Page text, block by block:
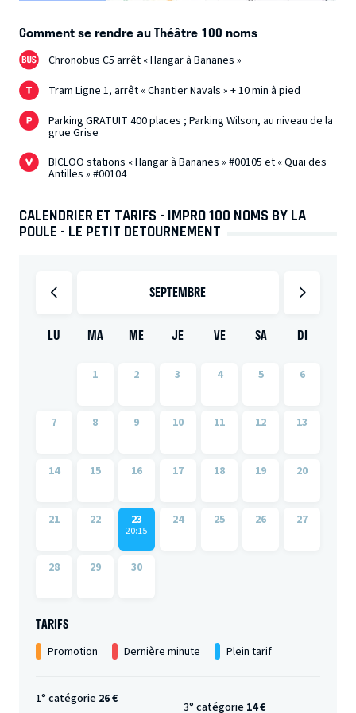
Comment se rendre au Théâtre 100 noms
Chronobus C5 arrêt « Hangar à Bananes »
Tram Ligne 1, arrêt « Chantier Navals » + 10 min à pied
Parking GRATUIT 400 places ; Parking Wilson, au niveau de la
grue Grise
BICLOO stations « Hangar à Bananes » #00105 et « Quai des
Antilles » #00104
CALENDRIER ET TARIFS - IMPRO 100 NOMS BY LA
POULE - LE PETIT DETOURNEMENT
SEPTEMBRE
LU MA ME JE VE SA DI
1 2 3 4 5 6
7 8 9 10 11 12 13
14 15 16 17 18 19 20
21 22 23
20:15
24 25 26 27
28 29 30
TARIFS
Promotion Dernière minute Plein tarif
1° catégorie 26 €
3° catégorie 14 €